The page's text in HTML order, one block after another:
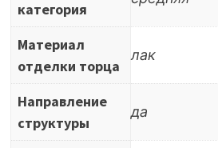
категория
Материал
отделки торца
лак
Направление
структуры
да